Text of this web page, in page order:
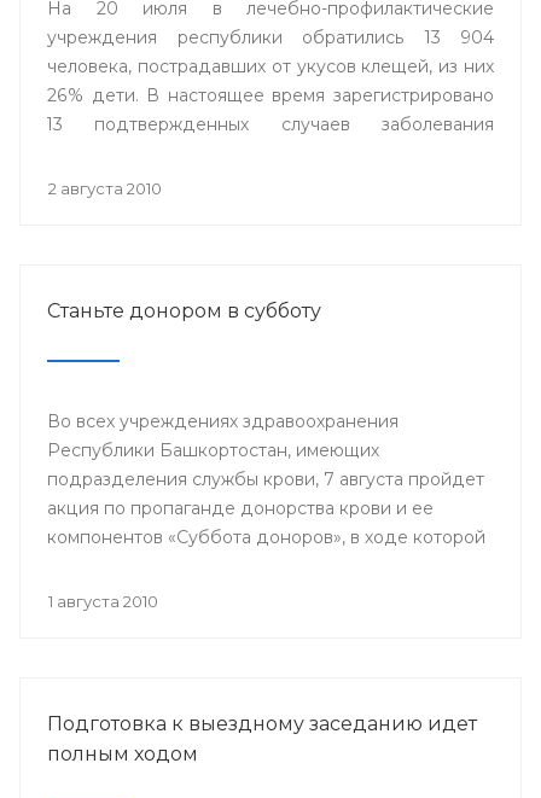
На 20 июля в лечебно-профилактические
учреждения республики обратились 13 904
человека, пострадавших от укусов клещей, из них
26% дети. В настоящее время зарегистрировано
13 подтвержденных случаев заболевания
меньше по сравнению с аналогичным периодом
2 августа 2010
Станьте донором в субботу
Во всех учреждениях здравоохранения
Республики Башкортостан, имеющих
подразделения службы крови, 7 августа пройдет
акция по пропаганде донорства крови и ее
компонентов «Суббота доноров», в ходе которой
желающих безвозмездно сдать кровь. Для сдачи
1 августа 2010
Подготовка к выездному заседанию идет
полным ходом